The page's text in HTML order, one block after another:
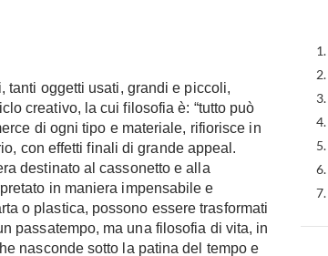
tanti oggetti usati, grandi e piccoli,
creativo, la cui filosofia è: “tutto può
di ogni tipo e materiale, rifiorisce in
con effetti finali di grande appeal.
destinato al cassonetto e alla
in maniera impensabile e
o plastica, possono essere trasformati
passatempo, ma una filosofia di vita, in
nasconde sotto la patina del tempo e